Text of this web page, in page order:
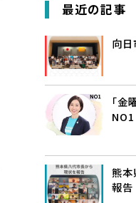
最近の記事
向日
「金
NO1
熊本
報告